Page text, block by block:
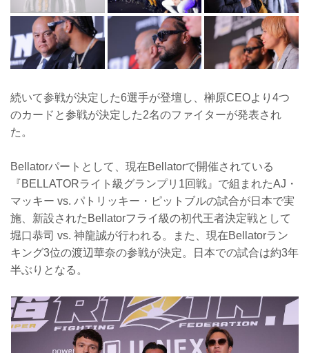
続いて参戦が決定した6選手が登壇し、榊原CEOより4つ
のカードと参戦が決定した2名のファイターが発表され
た。
Bellatorパートとして、現在Bellatorで開催されている
『BELLATORライト級グランプリ1回戦』で組まれたAJ・
マッキー vs. パトリッキー・ピットブルの試合が日本で実
施、新設されたBellatorフライ級の初代王者決定戦として
堀口恭司 vs. 神龍誠が行われる。また、現在Bellatorラン
キング3位の渡辺華奈の参戦が決定。日本での試合は約3年
半ぶりとなる。